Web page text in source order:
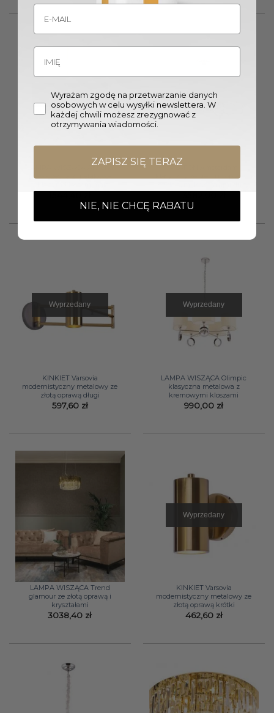
Wyprzedany
LAMPA WISZĄCA Arwena
nowoczesna z metalowo-
PLAFON Amsterdam
klasyczny ze srebrną oprawą i
Wyprzedany
KINKIET Varsovia
modernistyczny metalowy ze
złotą oprawą długi
597,60 zł
Wyprzedany
LAMPA WISZĄCA Olimpic
klasyczna metalowa z
kremowymi kloszami
990,00 zł
LAMPA WISZĄCA Trend
glamour ze złotą oprawą i
kryształami
3038,40 zł
Wyprzedany
KINKIET Varsovia
modernistyczny metalowy ze
złotą oprawą krótki
462,60 zł
Wyrażam zgodę na przetwarzanie danych
osobowych w celu wysyłki newslettera. W
każdej chwili możesz zrezygnować z
otrzymywania wiadomości.
ZAPISZ SIĘ TERAZ
NIE, NIE CHCĘ RABATU